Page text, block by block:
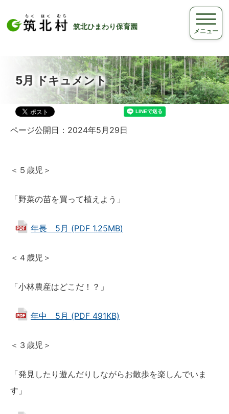
筑北ひまわり保育園
メニュー
5月 ドキュメント
ページ公開日：2024年5月29日
＜５歳児＞
「野菜の苗を買って植えよう」
年長 5月 (PDF 1.25MB)
＜４歳児＞
「小林農産はどこだ！？」
年中 5月 (PDF 491KB)
＜３歳児＞
「発見したり遊んだりしながらお散歩を楽しんでいま
す」